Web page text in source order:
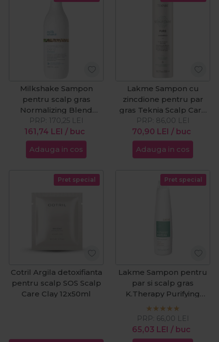
Milkshake Sampon
pentru scalp gras
Normalizing Blend
1000ml
161,74 LEI / buc
PRP: 170,25 LEI
Adauga in cos
Lakme Sampon cu
zincdione pentru par
gras Teknia Scalp Care
Pure 300ml
70,90 LEI / buc
PRP: 86,00 LEI
Adauga in cos
Pret special
Cotril Argila detoxifianta
pentru scalp SOS Scalp
Care Clay 12x50ml
Pret special
Lakme Sampon pentru
par si scalp gras
K.Therapy Purifying
300ml
65,03 LEI / buc
PRP: 66,00 LEI